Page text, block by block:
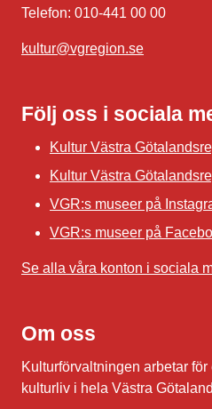
Telefon: 010-441 00 00
kultur@vgregion.se
Följ oss i sociala
Kultur Västra
Kultur Västra
VGR:s museer på
VGR:s museer på
Se alla våra konton i sociala
Om oss
Kulturförvaltningen arbetar för
kulturliv i hela Västra